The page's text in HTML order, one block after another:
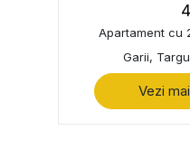
Apartament cu
Garii,
Vezi